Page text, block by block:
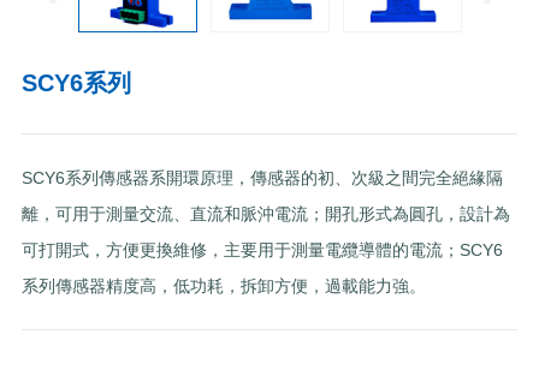
SCY6系列
SCY6系列傳感器系開環原理，傳感器的初、次級之間完全絕緣隔
離，可用于測量交流、直流和脈沖電流；開孔形式為圓孔，設計為
可打開式，方便更換維修，主要用于測量電纜導體的電流；SCY6
系列傳感器精度高，低功耗，拆卸方便，過載能力強。